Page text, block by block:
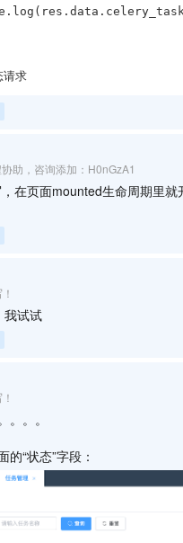
求
助，咨询添加：H0nGzA1
在页面mounted生命周期里
我试试
。。
“状态”字段：